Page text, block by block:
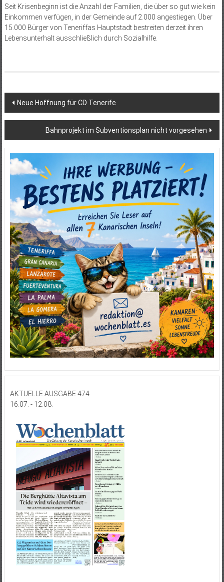
Seit Krisenbeginn ist die Anzahl der Familien, die über so gut wie kein
Einkommen verfügen, in der Gemeinde auf 2.000 angestiegen. Über
15.000 Bürger von Teneriffas Hauptstadt bestreiten derzeit ihren
Lebensunterhalt ausschließlich durch Sozialhilfe.
Beitragsnavigation
Neue Hoffnung für CD Tenerife
Bahnprojekt im Subventionsplan nicht vorgesehen
AKTUELLE AUSGABE 474
16.07. - 12.08.